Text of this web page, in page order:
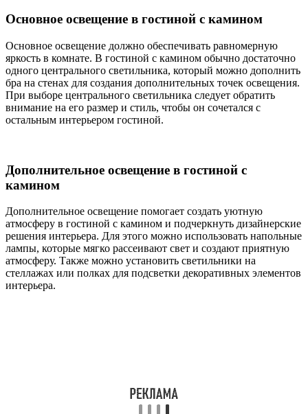
Основное освещение в гостиной с камином
Основное освещение должно обеспечивать равномерную
яркость в комнате. В гостиной с камином обычно достаточно
одного центрального светильника, который можно дополнить
бра на стенах для создания дополнительных точек освещения.
При выборе центрального светильника следует обратить
внимание на его размер и стиль, чтобы он сочетался с
остальным интерьером гостиной.
Дополнительное освещение в гостиной с
камином
Дополнительное освещение помогает создать уютную
атмосферу в гостиной с камином и подчеркнуть дизайнерские
решения интерьера. Для этого можно использовать напольные
лампы, которые мягко рассеивают свет и создают приятную
атмосферу. Также можно установить светильники на
стеллажах или полках для подсветки декоративных элементов
интерьера.